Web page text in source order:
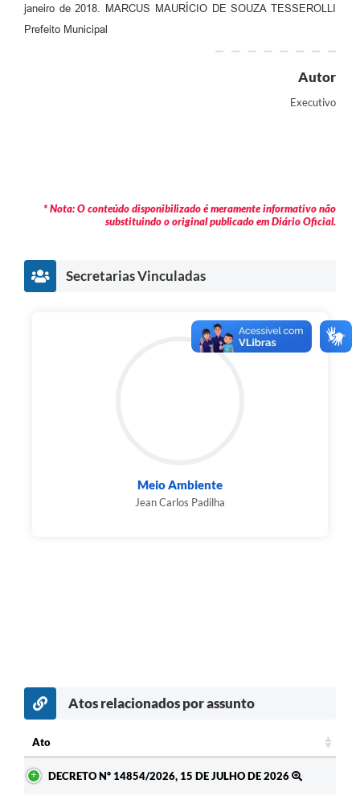
janeiro de 2018. MARCUS MAURÍCIO DE SOUZA TESSEROLLI
Prefeito Municipal
Autor
Executivo
* Nota: O conteúdo disponibilizado é meramente informativo não
substituindo o original publicado em Diário Oficial.
Secretarias Vinculadas
Meio Ambiente
Jean Carlos Padilha
Atos relacionados por assunto
Ato
DECRETO Nº 14854/2026, 15 DE JULHO DE 2026